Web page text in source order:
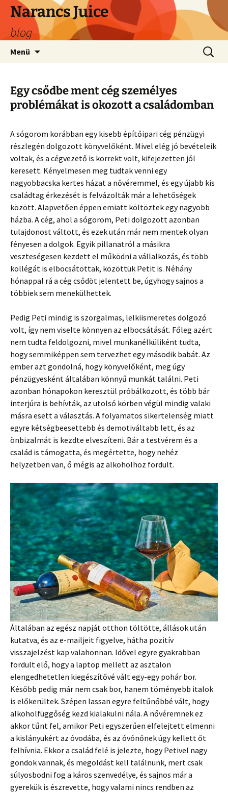
Ugrás
tartalomhoz
Narancs Juice
blog
Menü
Egy csődbe ment cég személyes
problémákat is okozott a családomban
A sógorom korábban egy kisebb építőipari cég pénzügyi
részlegén dolgozott könyvelőként. Mivel elég jó bevételeik
voltak, és a cégvezető is korrekt volt, kifejezetten jól
keresett. Kényelmesen meg tudtak venni egy
nagyobbacska kertes házat a nővéremmel, és egy újabb kis
családtag érkezését is felvázolták már a lehetőségek
között. Alapvetően éppen emiatt költöztek egy nagyobb
házba. A cég, ahol a sógorom, Peti dolgozott azonban
tulajdonost váltott, és ezek után már nem mentek olyan
fényesen a dolgok. Egyik pillanatról a másikra
veszteségesen kezdett el működni a vállalkozás, és több
kollégát is elbocsátottak, közöttük Petit is. Néhány
hónappal rá a cég csődöt jelentett be, úgyhogy sajnos a
többiek sem menekülhettek.
Pedig Peti mindig is szorgalmas, lelkiismeretes dolgozó
volt, így nem viselte könnyen az elbocsátását. Főleg azért
nem tudta feldolgozni, mivel munkanélküliként tudta,
hogy semmiképpen sem tervezhet egy második babát. Az
ember azt gondolná, hogy könyvelőként, meg úgy
pénzügyesként általában könnyű munkát találni. Peti
azonban hónapokon keresztül próbálkozott, és több bár
interjúra is behívták, az utolsó körben végül mindig valaki
másra esett a választás. A folyamatos sikertelenség miatt
egyre kétségbeesettebb és demotiváltabb lett, és az
önbizalmát is kezdte elveszíteni. Bár a testvérem és a
család is támogatta, és megértette, hogy nehéz
helyzetben van, ő mégis az alkoholhoz fordult.
Általában az egész napját otthon töltötte, állások után
kutatva, és az e-mailjeit figyelve, hátha pozitív
visszajelzést kap valahonnan. Idővel egyre gyakrabban
fordult elő, hogy a laptop mellett az asztalon
elengedhetetlen kiegészítővé vált egy-egy pohár bor.
Később pedig már nem csak bor, hanem töményebb italok
is előkerültek. Szépen lassan egyre feltűnőbbé vált, hogy
alkoholfüggőség kezd kialakulni nála. A nővéremnek ez
akkor tűnt fel, amikor Peti egyszerűen elfelejtett elmenni
a kislányukért az óvodába, és az óvónőnek úgy kellett őt
felhívnia. Ekkor a család felé is jelezte, hogy Petivel nagy
gondok vannak, és megoldást kell találnunk, mert csak
súlyosbodni fog a káros szenvedélye, és sajnos már a
gyerekük is észrevette, hogy valami nincs rendben az